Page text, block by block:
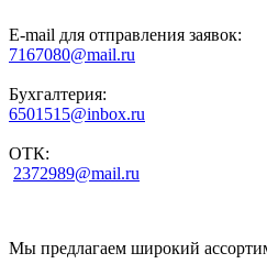
E-mail для отправления заявок:
7167080@mail.ru
Бухгалтерия:
6501515@inbox.ru
ОТК:
2372989@mail.ru
Мы предлагаем широкий